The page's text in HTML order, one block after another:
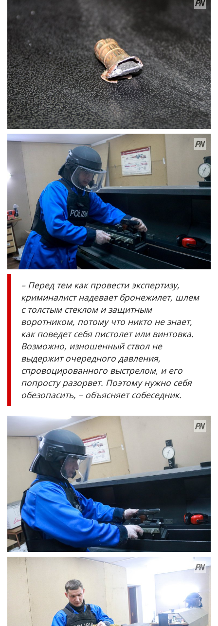
– Перед тем как провести экспертизу,
криминалист надевает бронежилет, шлем
с толстым стеклом и защитным
воротником, потому что никто не знает,
как поведет себя пистолет или винтовка.
Возможно, изношенный ствол не
выдержит очередного давления,
спровоцированного выстрелом, и его
попросту разорвет. Поэтому нужно себя
обезопасить, – объясняет собеседник.